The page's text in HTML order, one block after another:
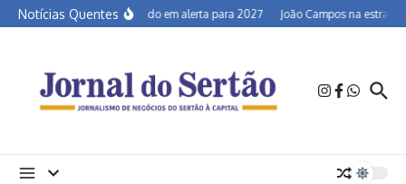
Ir para o conteúdo
Notícias QuentesSemiárido em alerta para 2027 João Campos na estrada